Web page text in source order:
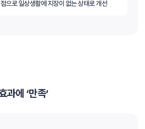
으로 일상생활에 지장이 없는 상태로 개선
과에 ‘만족‘